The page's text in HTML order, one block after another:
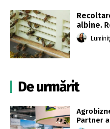
albine.
De urmărit
Partner